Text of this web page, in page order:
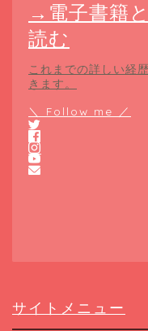
→電子書籍
読む
これまでの詳しい経
きます。
＼ Follow me ／
サイトメニュー